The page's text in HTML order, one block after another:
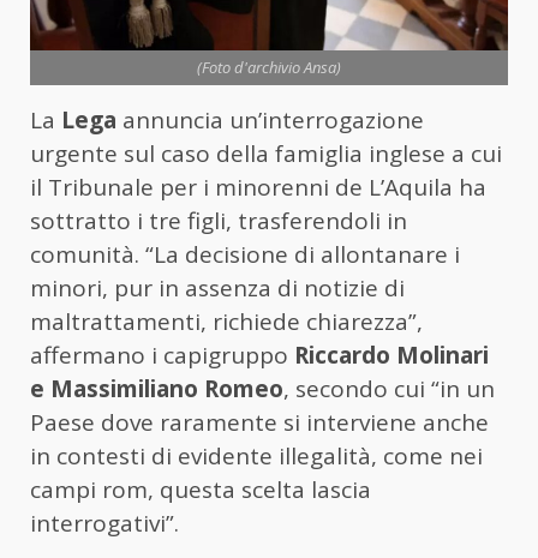
(Foto d'archivio Ansa)
La Lega annuncia un’interrogazione
urgente sul caso della famiglia inglese a cui
il Tribunale per i minorenni de L’Aquila ha
sottratto i tre figli, trasferendoli in
comunità. “La decisione di allontanare i
minori, pur in assenza di notizie di
maltrattamenti, richiede chiarezza”,
affermano i capigruppo Riccardo Molinari
e Massimiliano Romeo, secondo cui “in un
Paese dove raramente si interviene anche
in contesti di evidente illegalità, come nei
campi rom, questa scelta lascia
interrogativi”.